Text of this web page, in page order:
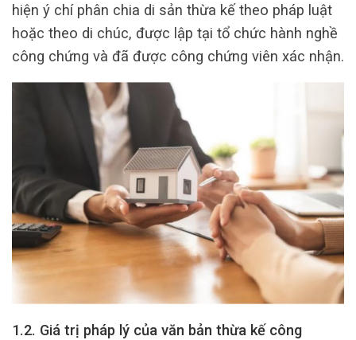
hiện ý chí phân chia di sản thừa kế theo pháp luật
hoặc theo di chúc, được lập tại tổ chức hành nghề
công chứng và đã được công chứng viên xác nhận.
1.2. Giá trị pháp lý của văn bản thừa kế công